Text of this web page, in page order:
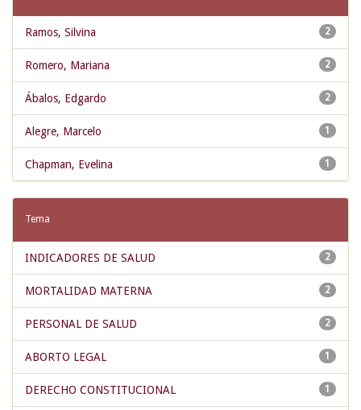
2
Ramos, Silvina
2
Romero, Mariana
2
Ábalos, Edgardo
1
Alegre, Marcelo
1
Chapman, Evelina
Tema
2
INDICADORES DE SALUD
2
MORTALIDAD MATERNA
2
PERSONAL DE SALUD
1
ABORTO LEGAL
1
DERECHO CONSTITUCIONAL